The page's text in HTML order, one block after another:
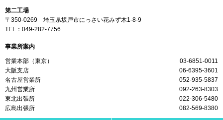
第二工場
〒350-0269 埼玉県坂戸市にっさい花みず木1-8-9
TEL： 049-282-7756
事業所案内
営業本部（東京）
03-6851-0011
大阪支店
06-6395-3601
名古屋営業所
052-935-5837
九州営業所
092-263-8303
東北出張所
022-306-5480
広島出張所
082-569-8380